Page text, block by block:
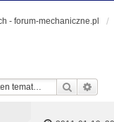
- forum-mechaniczne.pl
Szukaj